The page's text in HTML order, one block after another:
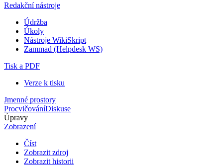
Redakční nástroje
Údržba
Úkoly
Nástroje WikiSkript
Zammad (Helpdesk WS)
Tisk a PDF
Verze k tisku
Jmenné prostory
ProcvičováníDiskuse
Úpravy
Zobrazení
Číst
Zobrazit zdroj
Zobrazit historii